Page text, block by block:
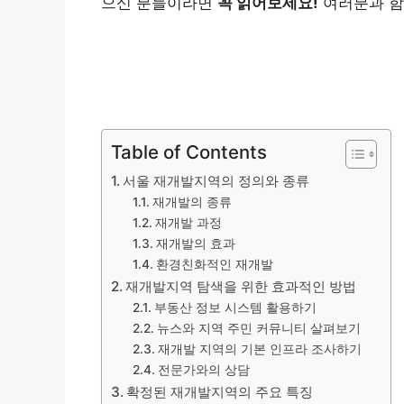
Table of Contents
서울 재개발지역의 정의와 종류
재개발의 종류
재개발 과정
재개발의 효과
환경친화적인 재개발
재개발지역 탐색을 위한 효과적인 방법
부동산 정보 시스템 활용하기
뉴스와 지역 주민 커뮤니티 살펴보기
재개발 지역의 기본 인프라 조사하기
전문가와의 상담
확정된 재개발지역의 주요 특징